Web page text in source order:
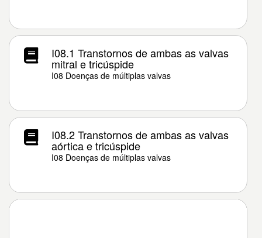
I08.1 Transtornos de ambas as valvas
mitral e tricúspide
I08 Doenças de múltiplas valvas
I08.2 Transtornos de ambas as valvas
aórtica e tricúspide
I08 Doenças de múltiplas valvas